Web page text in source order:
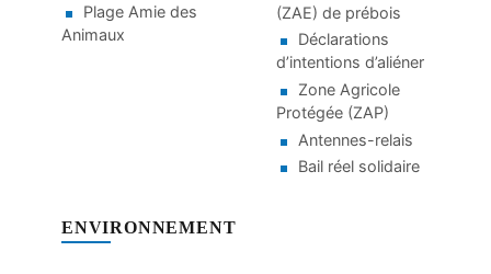
Plage Amie des
Animaux
(ZAE) de prébois
Déclarations
d’intentions d’aliéner
Zone Agricole
Protégée (ZAP)
Antennes-relais
Bail réel solidaire
ENVIRONNEMENT